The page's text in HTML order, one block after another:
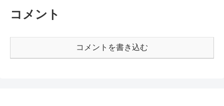
コメント
コメントを書き込む